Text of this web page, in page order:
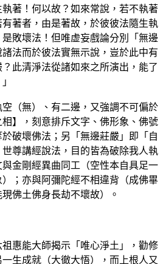
著！何以故？如來常說，若不執著
著者，由是著故，於彼彼法隨生執
敗壞法！但唯虚妄戲論分別「無邊
法而於彼法實無示說，豈於此中有
此清淨法從諸如來之所演出，能了
（無）、有二邊，又強調不可偏於
】，刻意排斥文字、佛形象、佛號
破壞佛法；另「無邊莊嚴」即「自
尊講經說法，目的皆為破除我人執
金剛經異曲同工（空性本自具足一
；亦與阿彌陀經不相違背（成佛畢
佛土佛身長劫不壞故）。
惠能大師揭示「唯心淨土」，勸修
生成就（大徹大悟），而上根人又